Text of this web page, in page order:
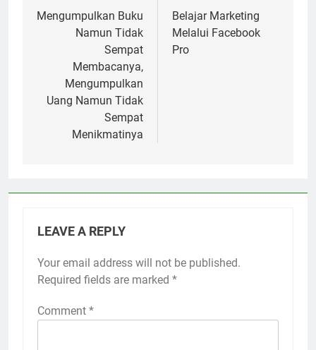
navigation
Mengumpulkan Buku
Namun Tidak
Sempat
Membacanya,
Mengumpulkan
Uang Namun Tidak
Sempat
Menikmatinya
Belajar Marketing
Melalui Facebook
Pro
LEAVE A REPLY
Your email address will not be published.
Required fields are marked *
Comment *